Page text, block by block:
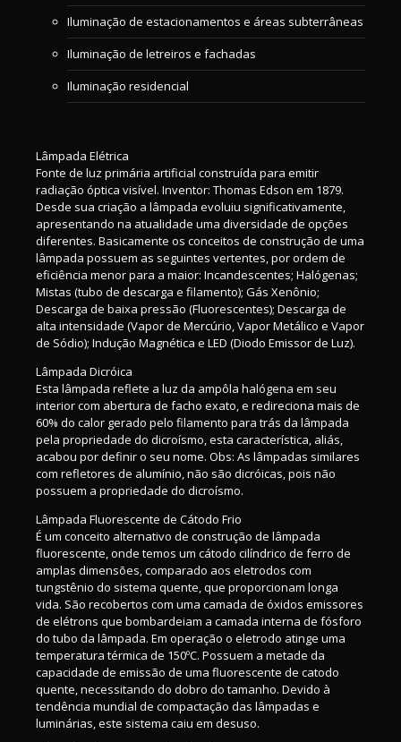
Iluminação de estacionamentos e áreas subterrâneas
Iluminação de letreiros e fachadas
Iluminação residencial
Lâmpada Elétrica
Fonte de luz primária artificial construída para emitir
radiação óptica visível. Inventor: Thomas Edson em 1879.
Desde sua criação a lâmpada evoluiu significativamente,
apresentando na atualidade uma diversidade de opções
diferentes. Basicamente os conceitos de construção de uma
lâmpada possuem as seguintes vertentes, por ordem de
eficiência menor para a maior: Incandescentes; Halógenas;
Mistas (tubo de descarga e filamento); Gás Xenônio;
Descarga de baixa pressão (Fluorescentes); Descarga de
alta intensidade (Vapor de Mercúrio, Vapor Metálico e Vapor
de Sódio); Indução Magnética e LED (Diodo Emissor de Luz).
Lâmpada Dicróica
Esta lâmpada reflete a luz da ampôla halógena em seu
interior com abertura de facho exato, e redireciona mais de
60% do calor gerado pelo filamento para trás da lâmpada
pela propriedade do dicroísmo, esta característica, aliás,
acabou por definir o seu nome. Obs: As lâmpadas similares
com refletores de alumínio, não são dicróicas, pois não
possuem a propriedade do dicroísmo.
Lâmpada Fluorescente de Cátodo Frio
É um conceito alternativo de construção de lâmpada
fluorescente, onde temos um cátodo cilíndrico de ferro de
amplas dimensões, comparado aos eletrodos com
tungstênio do sistema quente, que proporcionam longa
vida. São recobertos com uma camada de óxidos emissores
de elétrons que bombardeiam a camada interna de fósforo
do tubo da lâmpada. Em operação o eletrodo atinge uma
temperatura térmica de 150ºC. Possuem a metade da
capacidade de emissão de uma fluorescente de catodo
quente, necessitando do dobro do tamanho. Devido à
tendência mundial de compactação das lâmpadas e
luminárias, este sistema caiu em desuso.